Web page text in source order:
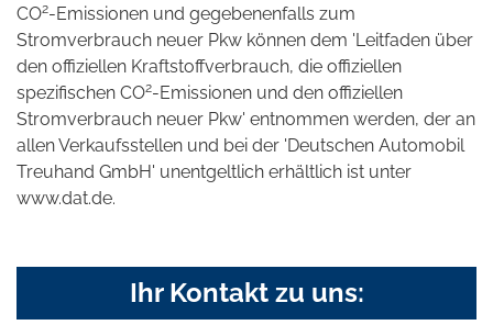
CO2-Emissionen und gegebenenfalls zum
Stromverbrauch neuer Pkw können dem 'Leitfaden über
den offiziellen Kraftstoffverbrauch, die offiziellen
spezifischen CO2-Emissionen und den offiziellen
Stromverbrauch neuer Pkw' entnommen werden, der an
allen Verkaufsstellen und bei der 'Deutschen Automobil
Treuhand GmbH' unentgeltlich erhältlich ist unter
www.dat.de.
Ihr Kontakt zu uns: